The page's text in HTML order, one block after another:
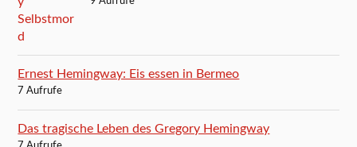
Ernest Hemingway: Eis essen in Bermeo
7 Aufrufe
Das tragische Leben des Gregory Hemingway